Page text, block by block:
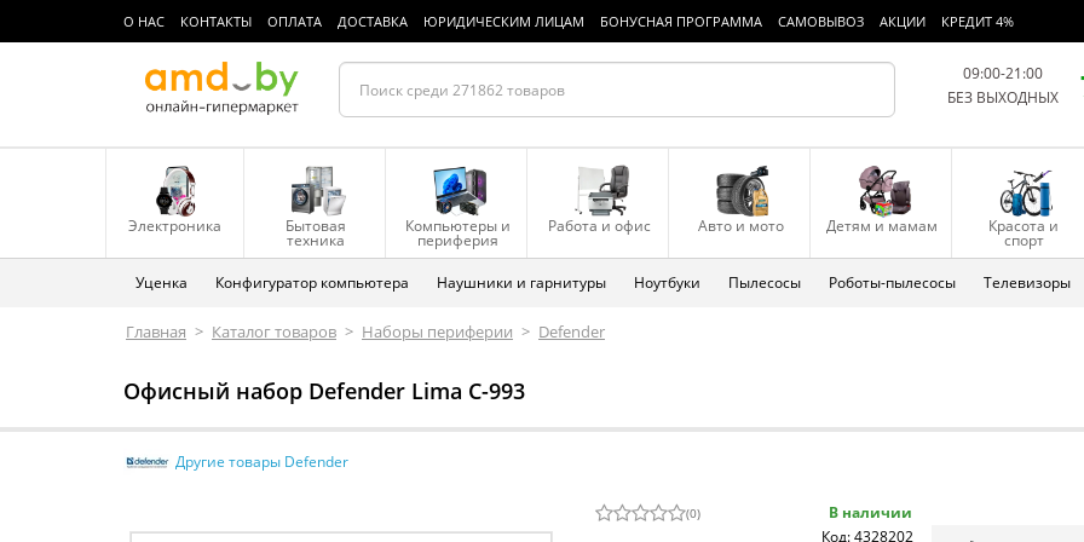
О НАС КОНТАКТЫ ОПЛАТА ДОСТАВКА ЮРИДИЧЕСКИМ ЛИЦАМ БОНУСНАЯ ПРОГРАММА САМОВЫВОЗ АКЦИИ КРЕДИТ 4%
09:00-21:00
БЕЗ ВЫХОДНЫХ
Электроника Бытовая
техника
Компьютеры и
периферия
Работа и офис Авто и мото Детям и мамам Красота и
спорт
Уценка Конфигуратор компьютера Наушники и гарнитуры Ноутбуки Пылесосы Роботы-пылесосы Телевизоры
Главная > Каталог товаров > Наборы периферии > Defender
Офисный набор Defender Lima C-993
Другие товары Defender
(0)
В наличии
Код: 4328202